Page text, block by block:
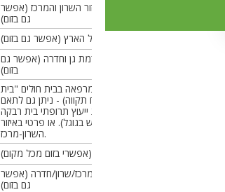
מקבלת באיזור השרון והמרכז (אפשר
גם בזום)
מקבלת בכל הארץ (אפשר גם בזום)
מקבלת ברמת גן וחדרה (אפשר גם
בזום)
מקבל במרפאה בבית חולים "בית
רבקה" (פתח תקווה) - ניתן גם לתאם
דרך מרפאת ייעוץ תרופתי בית רבקה
(חיפוש בגוגל). או פרטי באיזור
השרון-מרכז.
איזור מרכז (אפשרי בזום מכל מקום)
מקבל באיזור המרכז/שרון/חדרה (אפשר
גם בזום)